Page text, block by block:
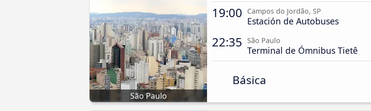
São Paulo
19:00 Campos do Jordão, SP
Estación de Autobuses
22:35 São Paulo
Terminal de Ómnibus Tietê
Básica